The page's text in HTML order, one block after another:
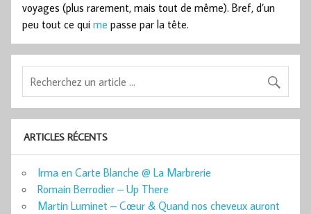
voyages (plus rarement, mais tout de même). Bref, d’un
peu tout ce qui me passe par la tête.
ARTICLES RÉCENTS
Irma en Carte Blanche @ La Marbrerie
Romain Berrodier – Up There
Martin Luminet – Cœur & Quand nos cheveux auront